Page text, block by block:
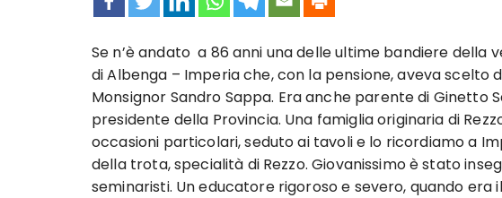
Se n’è andato a 86 anni una delle ultime bandiere della
di Albenga – Imperia che, con la pensione, aveva scelto
Monsignor Sandro Sappa. Era anche parente di Ginetto
presidente della Provincia. Una famiglia originaria di
occasioni particolari, seduto ai tavoli e lo ricordiamo a
della trota, specialità di Rezzo. Giovanissimo è stato
seminaristi. Un educatore rigoroso e severo, quando